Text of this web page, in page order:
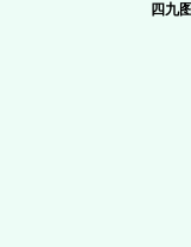
四九